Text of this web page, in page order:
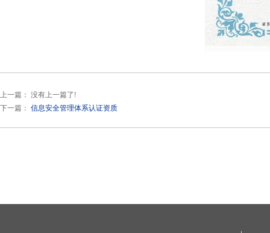
上一篇： 没有上一篇了!
下一篇： 信息安全管理体系认证资质